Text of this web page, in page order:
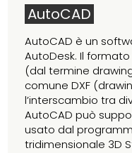
AutoCAD
AutoCAD è un
AutoDesk. Il
(dal termine
comune DXF
l’interscambio tra
AutoCAD può
usato dal
tridimensionale 3D